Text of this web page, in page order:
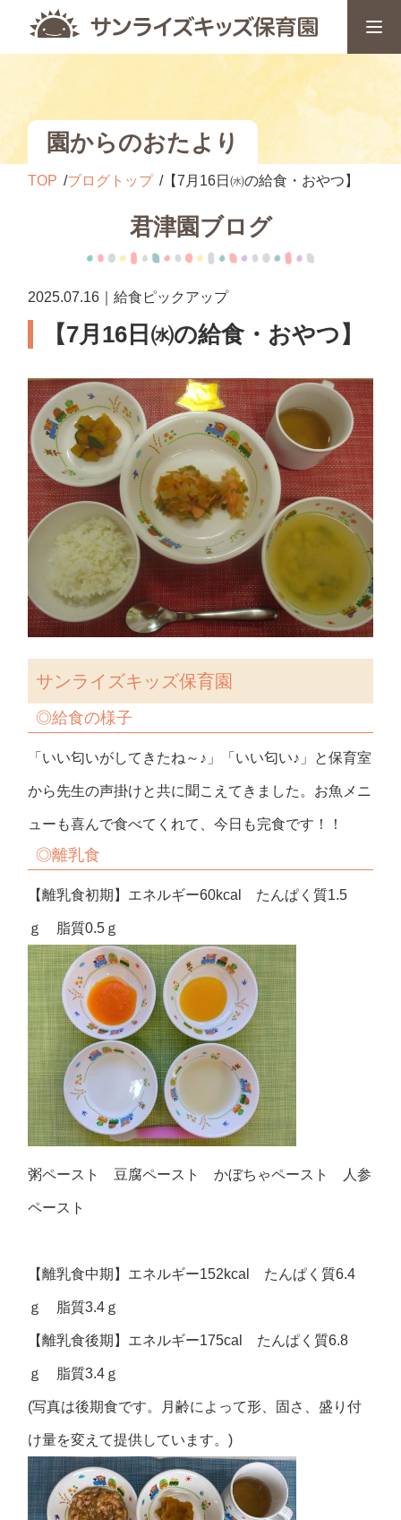
園からのおたより
TOP ブログトップ 【7月16日㈬の給食・おやつ】
君津園ブログ
2025.07.16｜給食ピックアップ
【7月16日㈬の給食・おやつ】
サンライズキッズ保育園
◎給食の様子
「いい匂いがしてきたね～♪」「いい匂い♪」と保育室
から先生の声掛けと共に聞こえてきました。お魚メニ
ューも喜んで食べてくれて、今日も完食です！！
◎離乳食
【離乳食初期】エネルギー60kcal たんぱく質1.5
ｇ 脂質0.5ｇ
粥ペースト 豆腐ペースト かぼちゃペースト 人参
ペースト
【離乳食中期】エネルギー152kcal たんぱく質6.4
ｇ 脂質3.4ｇ
【離乳食後期】エネルギー175cal たんぱく質6.8
ｇ 脂質3.4ｇ
(写真は後期食です。月齢によって形、固さ、盛り付
け量を変えて提供しています。)